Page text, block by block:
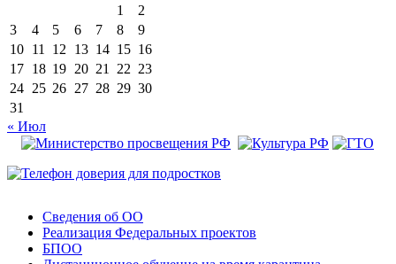
1
2
3
4 5 6 7 8
9
10 11 12 13 14 15 16
17 18 19 20 21 22 23
24 25 26 27 28 29 30
31
« Июл
Сведения об ОО
Реализация Федеральных проектов
БПОО